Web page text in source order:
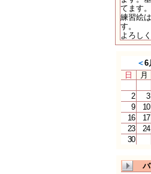
てます。
練習絵
す。
よろし
＜6
日
月
2
3
9
10
16
17
23
24
30